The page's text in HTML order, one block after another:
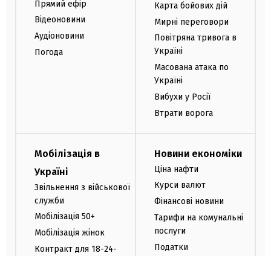
Прямий ефір
Відеоновини
Аудіоновини
Погода
Карта бойових дій
Мирні переговори
Повітряна тривога в
Україні
Масована атака по
Україні
Вибухи у Росії
Втрати ворога
Мобілізація в
Україні
Звільнення з військової
служби
Мобілізація 50+
Мобілізація жінок
Контракт для 18-24-
Новини економіки
Ціна нафти
Курси валют
Фінансові новини
Тарифи на комунальні
послуги
Податки